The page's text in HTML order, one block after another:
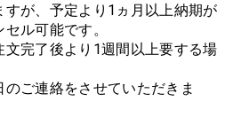
すが、予定より1ヵ月以上納期が
ル可能です。
文完了後より1週間以上要する場
ご連絡をさせていただきま